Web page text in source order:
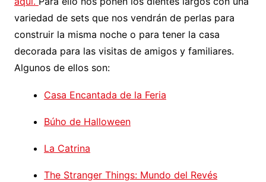
variedad de sets que nos vendrán de perlas para
construir la misma noche o para tener la casa
decorada para las visitas de amigos y familiares.
Algunos de ellos son:
Casa Encantada de la Feria
Búho de Halloween
La Catrina
The Stranger Things: Mundo del Revés